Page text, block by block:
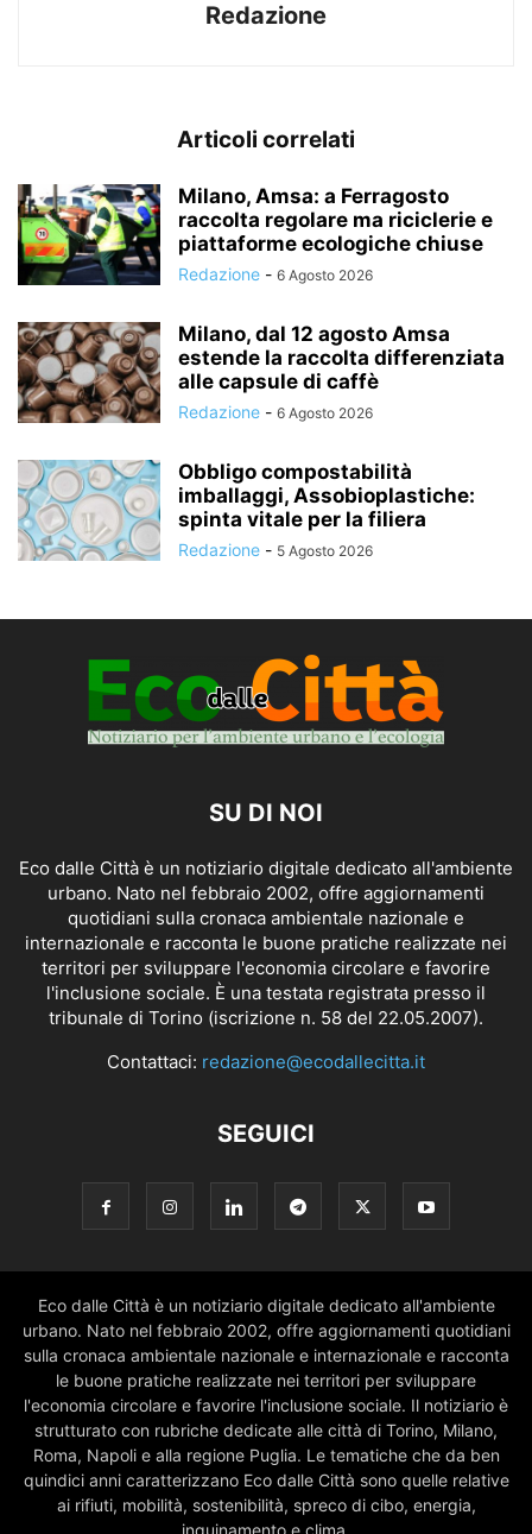
Redazione
Articoli correlati
Milano, Amsa: a Ferragosto
raccolta regolare ma riciclerie e
piattaforme ecologiche chiuse
Redazione - 6 Agosto 2026
Milano, dal 12 agosto Amsa
estende la raccolta differenziata
alle capsule di caffè
Redazione - 6 Agosto 2026
Obbligo compostabilità
imballaggi, Assobioplastiche:
spinta vitale per la filiera
Redazione - 5 Agosto 2026
SU DI NOI
Eco dalle Città è un notiziario digitale dedicato all'ambiente
urbano. Nato nel febbraio 2002, offre aggiornamenti
quotidiani sulla cronaca ambientale nazionale e
internazionale e racconta le buone pratiche realizzate nei
territori per sviluppare l'economia circolare e favorire
l'inclusione sociale. È una testata registrata presso il
tribunale di Torino (iscrizione n. 58 del 22.05.2007).
Contattaci: redazione@ecodallecitta.it
SEGUICI
Eco dalle Città è un notiziario digitale dedicato all'ambiente
urbano. Nato nel febbraio 2002, offre aggiornamenti quotidiani
sulla cronaca ambientale nazionale e internazionale e racconta
le buone pratiche realizzate nei territori per sviluppare
l'economia circolare e favorire l'inclusione sociale. Il notiziario è
strutturato con rubriche dedicate alle città di Torino, Milano,
Roma, Napoli e alla regione Puglia. Le tematiche che da ben
quindici anni caratterizzano Eco dalle Città sono quelle relative
ai rifiuti, mobilità, sostenibilità, spreco di cibo, energia,